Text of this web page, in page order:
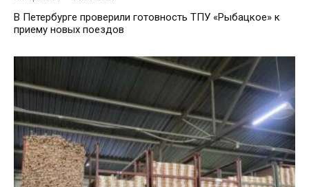
В Петербурге проверили готовность ТПУ «Рыбацкое» к
приему новых поездов